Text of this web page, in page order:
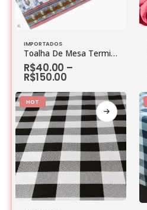
IMPORTADOS
Toalha De Mesa Termica Galo Frances PT (valor por metro)
R$40.00 –
R$150.00
HOT